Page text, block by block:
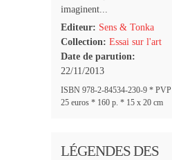
imaginent...
Editeur: Sens & Tonka
Collection: Essai sur l'art
Date de parution:
22/11/2013
ISBN 978-2-84534-230-9 * PVP
25 euros * 160 p. * 15 x 20 cm
LÉGENDES DES